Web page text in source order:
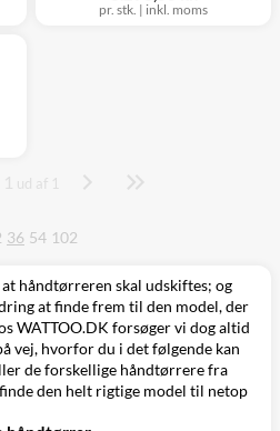
pr. stk. | inkl. moms
Side
1 ud af 1
36 54 102
håndtørreren skal udskiftes; og
at finde frem til den model, der
WATTOO.DK forsøger vi dog altid
vej, hvorfor du i det følgende kan
de forskellige håndtørrere fra
den helt rigtige model til netop